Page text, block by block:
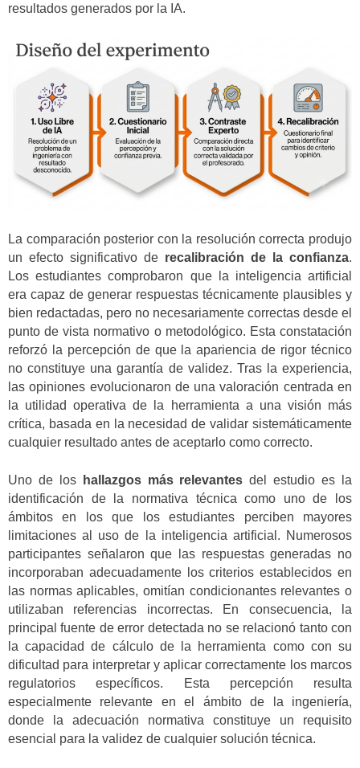
resultados generados por la IA.
La comparación posterior con la resolución correcta produjo
un efecto significativo de recalibración de la confianza.
Los estudiantes comprobaron que la inteligencia artificial
era capaz de generar respuestas técnicamente plausibles y
bien redactadas, pero no necesariamente correctas desde el
punto de vista normativo o metodológico. Esta constatación
reforzó la percepción de que la apariencia de rigor técnico
no constituye una garantía de validez. Tras la experiencia,
las opiniones evolucionaron de una valoración centrada en
la utilidad operativa de la herramienta a una visión más
crítica, basada en la necesidad de validar sistemáticamente
cualquier resultado antes de aceptarlo como correcto.
Uno de los hallazgos más relevantes del estudio es la
identificación de la normativa técnica como uno de los
ámbitos en los que los estudiantes perciben mayores
limitaciones al uso de la inteligencia artificial. Numerosos
participantes señalaron que las respuestas generadas no
incorporaban adecuadamente los criterios establecidos en
las normas aplicables, omitían condicionantes relevantes o
utilizaban referencias incorrectas. En consecuencia, la
principal fuente de error detectada no se relacionó tanto con
la capacidad de cálculo de la herramienta como con su
dificultad para interpretar y aplicar correctamente los marcos
regulatorios específicos. Esta percepción resulta
especialmente relevante en el ámbito de la ingeniería,
donde la adecuación normativa constituye un requisito
esencial para la validez de cualquier solución técnica.